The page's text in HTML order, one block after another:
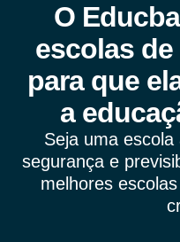
O
escolas de
para que
a
Seja uma
segurança e
melhores